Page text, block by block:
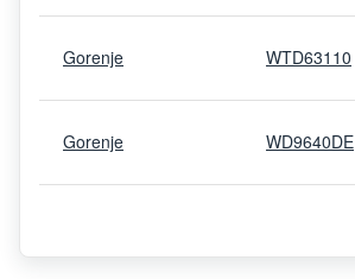
Gorenje WTD63110
Gorenje WD9640DE